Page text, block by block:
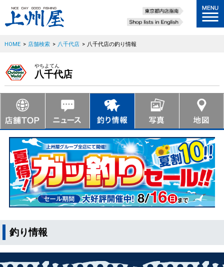
HOME > 店舗検索 > 八千代店 > 八千代店の釣り情報
やちよてん
八千代店
釣り情報